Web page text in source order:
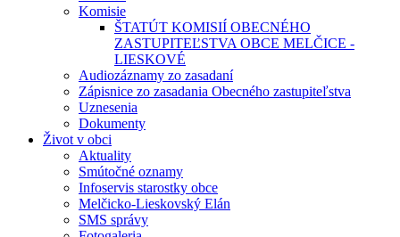
Komisie
ŠTATÚT KOMISIÍ OBECNÉHO
ZASTUPITEĽSTVA OBCE MELČICE -
LIESKOVÉ
Audiozáznamy zo zasadaní
Zápisnice zo zasadania Obecného zastupiteľstva
Uznesenia
Dokumenty
Život v obci
Aktuality
Smútočné oznamy
Infoservis starostky obce
Melčicko-Lieskovský Elán
SMS správy